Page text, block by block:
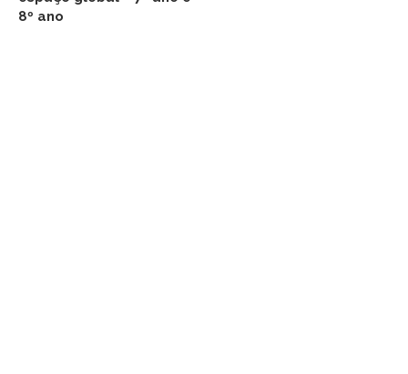
8º ano